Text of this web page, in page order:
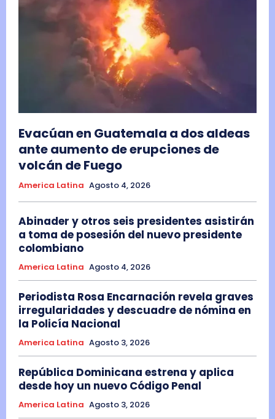
Evacúan en Guatemala a dos aldeas
ante aumento de erupciones de
volcán de Fuego
America Latina Agosto 4, 2026
Abinader y otros seis presidentes asistirán
a toma de posesión del nuevo presidente
colombiano
America Latina Agosto 4, 2026
Periodista Rosa Encarnación revela graves
irregularidades y descuadre de nómina en
la Policía Nacional
America Latina Agosto 3, 2026
República Dominicana estrena y aplica
desde hoy un nuevo Código Penal
America Latina Agosto 3, 2026